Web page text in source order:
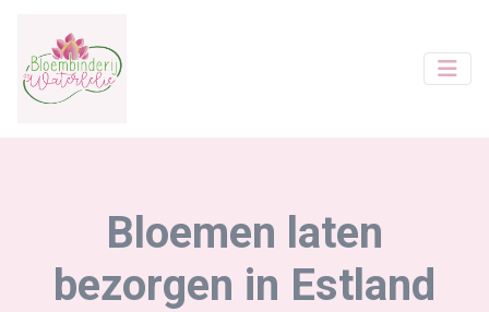
Bloemen laten
bezorgen in Estland